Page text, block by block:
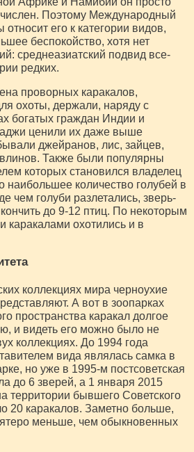
Поэтому Международный
его к категории видов,
беспокойство, хотя нет
среднеазиатский подвид все-
редких.
проворных каракалов,
охоты, держали, наряду с
богатых граждан Индии и
ценили их даже выше
джейранов, лис, зайцев,
Также были популярны
которых становился владелец
наибольшее количество голубей в
чем голуби разлетались, зверь-
до 9-12 птиц. По некоторым
каракалами охотились и в
коллекциях мира черноухие
А вот в зоопарках
пространства каракал долгое
и видеть его можно было не
коллекциях. До 1994 года
вида являлась самка в
но уже в 1995-м постсоветская
до 6 зверей, а 1 января 2015
территории бывшего Советского
20 каракалов. Заметно больше,
меньше, чем обыкновенных